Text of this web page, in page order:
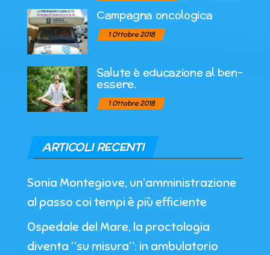
Campagna oncologica
1 Ottobre 2018
Salute è educazione al ben-
essere.
1 Ottobre 2018
ARTICOLI RECENTI
Sonia Montegiove, un’amministrazione
al passo coi tempi è più efficiente
Ospedale del Mare, la proctologia
diventa “su misura”: in ambulatorio